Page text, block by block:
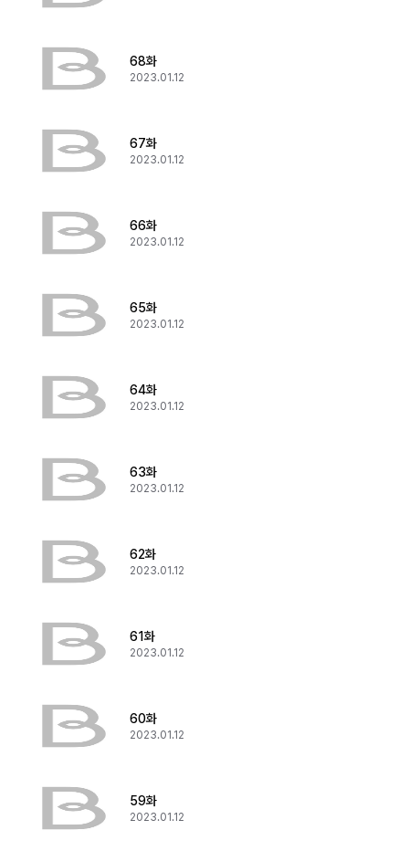
68화
2023.01.12
67화
2023.01.12
66화
2023.01.12
65화
2023.01.12
64화
2023.01.12
63화
2023.01.12
62화
2023.01.12
61화
2023.01.12
60화
2023.01.12
59화
2023.01.12